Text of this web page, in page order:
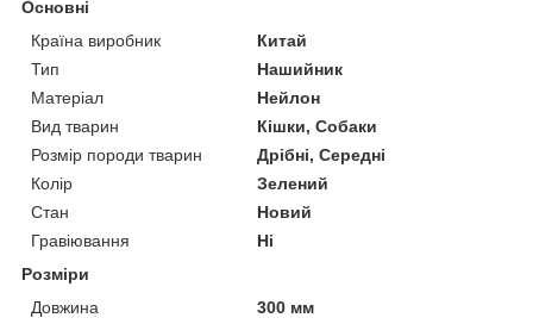
Основні
Країна виробник
Китай
Тип
Нашийник
Матеріал
Нейлон
Вид тварин
Кішки, Собаки
Розмір породи тварин
Дрібні, Середні
Колір
Зелений
Стан
Новий
Гравіювання
Ні
Розміри
Довжина
300 мм